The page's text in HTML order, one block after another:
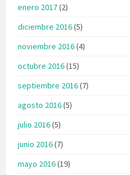
enero 2017(2)
diciembre 2016(5)
noviembre 2016(4)
octubre 2016(15)
septiembre 2016(7)
agosto 2016(5)
julio 2016(5)
junio 2016(7)
mayo 2016(19)